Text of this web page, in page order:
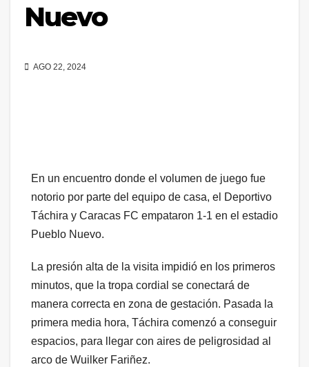
Nuevo
AGO 22, 2024
En un encuentro donde el volumen de juego fue
notorio por parte del equipo de casa, el Deportivo
Táchira y Caracas FC empataron 1-1 en el estadio
Pueblo Nuevo.
La presión alta de la visita impidió en los primeros
minutos, que la tropa cordial se conectará de
manera correcta en zona de gestación. Pasada la
primera media hora, Táchira comenzó a conseguir
espacios, para llegar con aires de peligrosidad al
arco de Wuilker Fariñez.